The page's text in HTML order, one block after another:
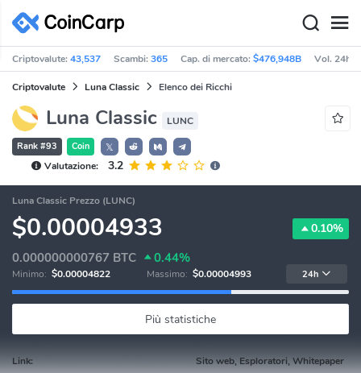
Criptovalute:43,537 Scambi:365 Cap. di mercato:$476,948B Vol. 24h:
Criptovalute Luna Classic Elenco dei Ricchi
Luna Classic LUNC
Rank #93 Coin
𝕏
Valutazione:
3.2
Luna Classic Prezzo (LUNC)
$0.00004933 0.10%
0.000000000767 BTC 0.44%
Minimo: $0.00004822 Massimo: $0.00004993 24h
Più statistiche
Link: Sito web, Esploratori, Whitepaper